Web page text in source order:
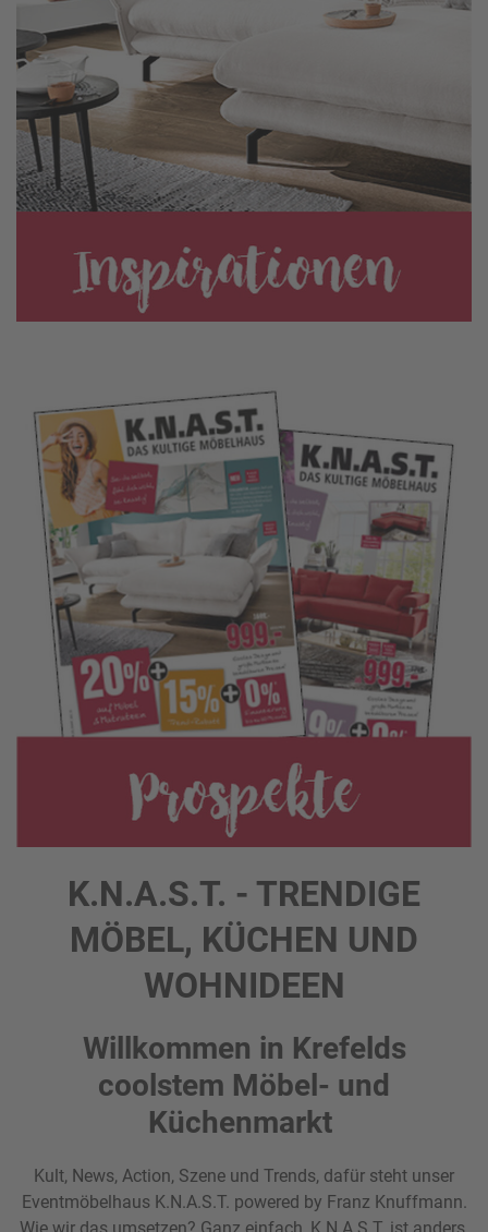
K.N.A.S.T. - TRENDIGE
MÖBEL, KÜCHEN UND
WOHNIDEEN
Willkommen in Krefelds
coolstem Möbel- und
Küchenmarkt
Kult, News, Action, Szene und Trends, dafür steht unser
Eventmöbelhaus K.N.A.S.T. powered by Franz Knuffmann.